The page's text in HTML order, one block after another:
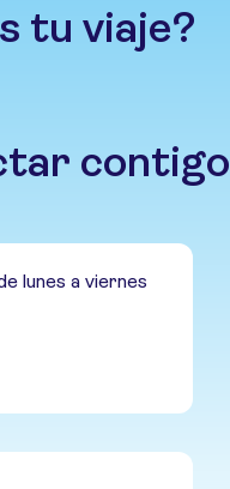
tu viaje?
contigo
lunes a viernes